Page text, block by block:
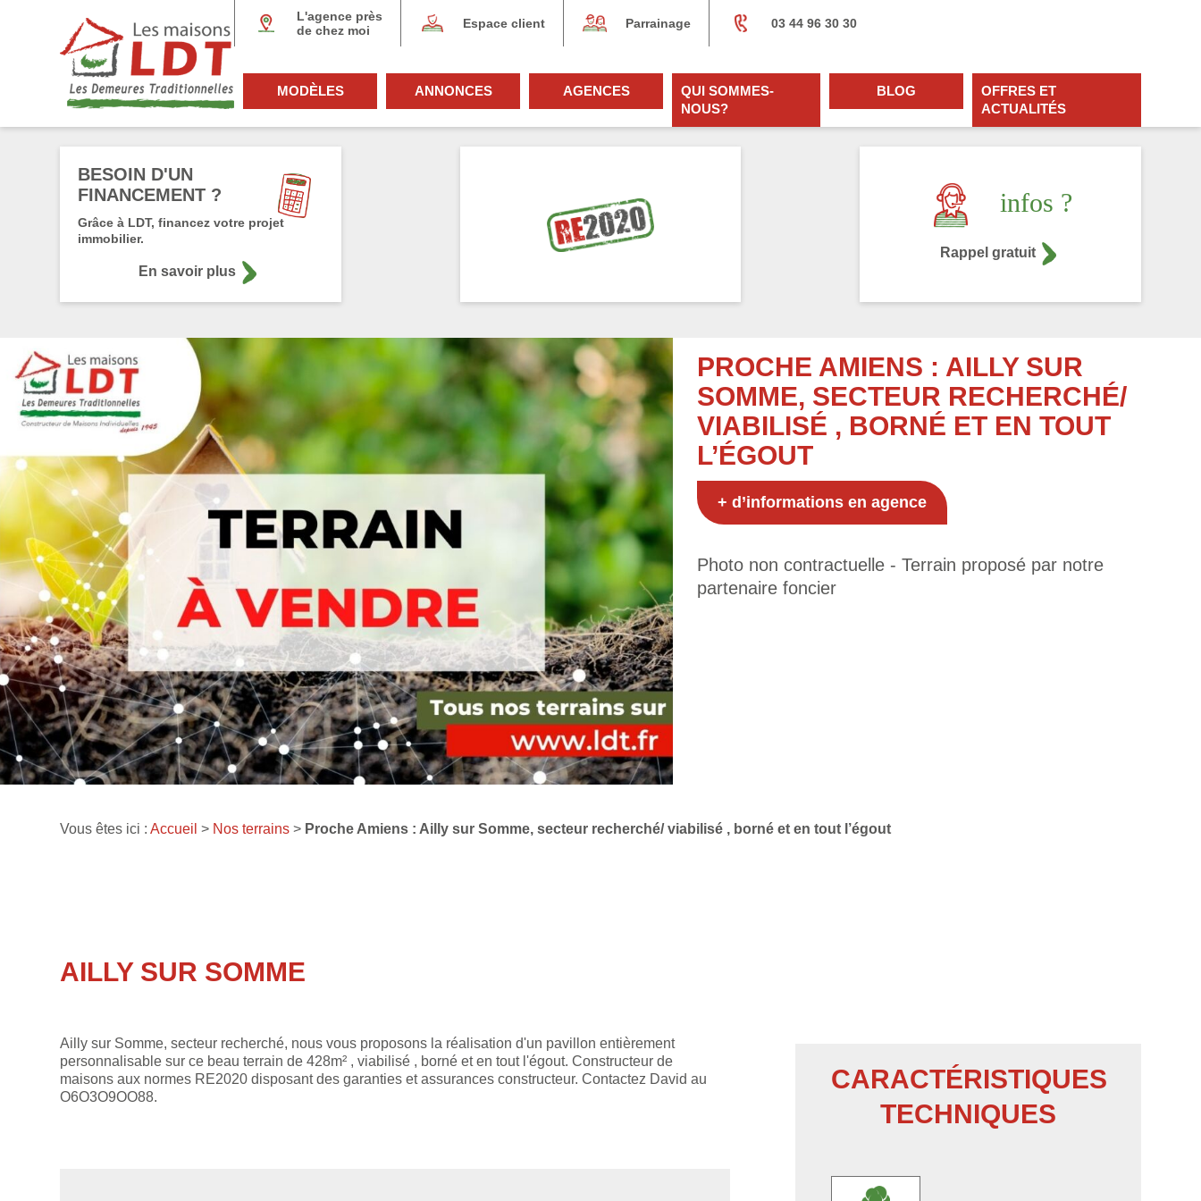
L'agence près
de chez moi
Espace client Parrainage 03 44 96 30 30
MODÈLES ANNONCES AGENCES
QUI SOMMES-
NOUS?
BLOG
OFFRES ET
ACTUALITÉS
BESOIN D'UN
FINANCEMENT ?
Grâce à LDT, financez votre projet
immobilier.
En savoir plus
infos ?
Rappel gratuit
PROCHE AMIENS : AILLY SUR
SOMME, SECTEUR RECHERCHÉ/
VIABILISÉ , BORNÉ ET EN TOUT
L’ÉGOUT
+ d’informations en agence
Photo non contractuelle - Terrain proposé par notre
partenaire foncier
Vous êtes ici :Accueil > Nos terrains > Proche Amiens : Ailly sur Somme, secteur recherché/ viabilisé , borné et en tout l’égout
AILLY SUR SOMME
Ailly sur Somme, secteur recherché, nous vous proposons la réalisation d'un pavillon entièrement
personnalisable sur ce beau terrain de 428m² , viabilisé , borné et en tout l'égout. Constructeur de
maisons aux normes RE2020 disposant des garanties et assurances constructeur. Contactez David au
O6O3O9OO88.
CARACTÉRISTIQUES
TECHNIQUES